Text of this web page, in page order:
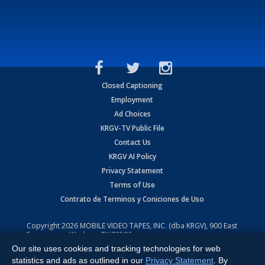
Closed Captioning
Employment
Ad Choices
KRGV-TV Public File
Contact Us
KRGV AI Policy
Privacy Statement
Terms of Use
Contrato de Terminos y Coniciones de Uso
Copyright2026 MOBILE VIDEO TAPES, INC. (dba KRGV), 900 East
Expressway, Weslaco, TX 78596.
All Rights Reserved. Powered by:Ruby Shore Software
Our site uses cookies and tracking technologies for web
statistics and ads as outlined in our Privacy Statement . By